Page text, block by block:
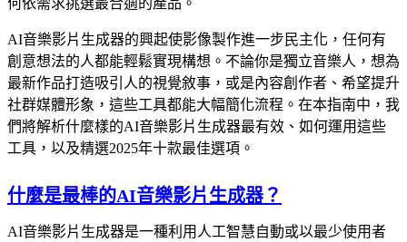
何依需求挑選最合適的產品。
AI音樂影片生成器的興起使影像製作進一步民主化，任何有
創意想法的人都能輕鬆實現構想。不論你是獨立音樂人，想為
最新作品打造吸引人的視覺敘事，或是內容創作者、希望提升
社群媒體形象，這些工具都能大幅簡化流程。在本指南中，我
們將解析什麼樣的AI音樂影片生成器最有效、如何運用這些
工具，以及精選2025年十款最佳選項。
什麼是最棒的AI音樂影片生成器？
AI音樂影片生成器是一種利用人工智慧自動或以最少使用者